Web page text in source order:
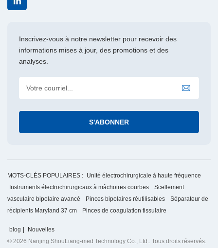
Inscrivez-vous à notre newsletter pour recevoir des
informations mises à jour, des promotions et des
analyses.
MOTS-CLÉS POPULAIRES : Unité électrochirurgicale à haute fréquence
Instruments électrochirurgicaux à mâchoires courbes
Scellement
vasculaire bipolaire avancé
Pinces bipolaires réutilisables
Séparateur de
récipients Maryland 37 cm
Pinces de coagulation tissulaire
blog |
Nouvelles
© 2026 Nanjing ShouLiang-med Technology Co., Ltd.. Tous droits réservés.